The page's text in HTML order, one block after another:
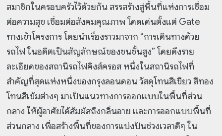
สมาชิกในครอบครัวไว้ด้วยกัน สรรสร้างสู่พื้นที่แห่งการเชื่อม
ต่อความสุข เชื่อมต่อสังคมคุณภาพ โดดเด่นตั้งแต่ Gate
ทางเข้าโครงการ โดยนำเรื่องราวมาจาก “การเดินทางด้วย
รถไฟ ในอดีตเป็นสัญลักษณ์ของชนชั้นสูง” โดยดึงราย
ละเอียดของสถานีรถไฟคิงส์ครอส หนึ่งในสถานีรถไฟที่
สำคัญที่สุดแห่งหนึ่งของกรุงลอนดอน วัสดุโทนสีเขียว สีทอง
โทนสีเข้มต่างๆ มาเป็นแนวทางการออกแบบในพื้นที่ส่วน
กลาง ให้ผู้อาศัยได้สัมผัสถึงกลิ่นอาย และการออกแบบพื้นที่
ส่วนกลาง เพื่อสร้างพื้นที่ของการแบ่งปันช่วงเวลาดีๆ ใน